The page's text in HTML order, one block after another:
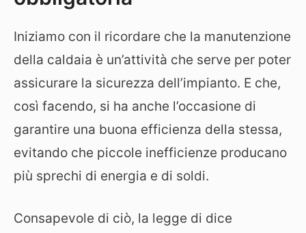
Iniziamo con il ricordare che la manutenzione
della caldaia è un’attività che serve per poter
assicurare la sicurezza dell’impianto. E che,
così facendo, si ha anche l’occasione di
garantire una buona efficienza della stessa,
evitando che piccole inefficienze producano
più sprechi di energia e di soldi.
Consapevole di ciò, la legge di dice